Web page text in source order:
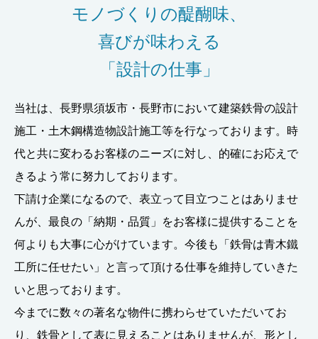
モノづくりの醍醐味、
喜びが味わえる
「設計の仕事」
当社は、長野県須坂市・長野市において建築鉄骨の設計
施工・土木鋼構造物設計施工等を行なっております。時
代と共に変わるお客様のニーズに対し、的確にお応えで
きるよう常に努力しております。
下請け企業になるので、表立って目立つことはありませ
んが、最良の「納期・品質」をお客様に提供することを
何よりも大事に心がけています。今後も「鉄骨は青木鐵
工所に任せたい」と言って頂ける仕事を維持していきた
いと思っております。
今までに数々の著名な物件に携わらせていただいてお
り、鉄骨として表に見えることはありませんが、形とし